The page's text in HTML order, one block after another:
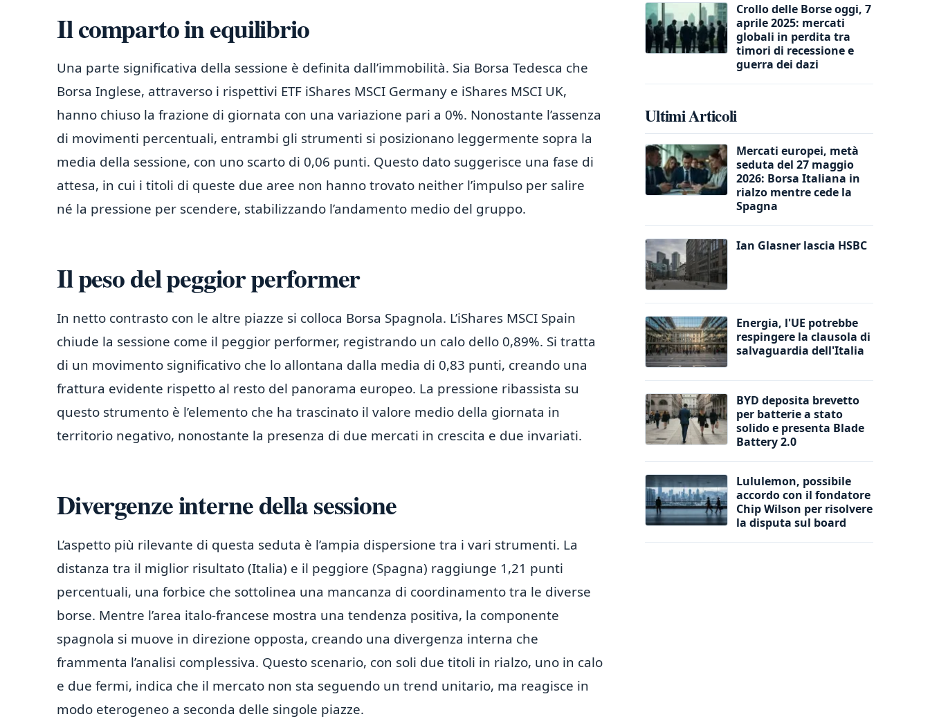
Il comparto in equilibrio
Una parte significativa della sessione è definita dall’immobilità. Sia Borsa Tedesca che
Borsa Inglese, attraverso i rispettivi ETF iShares MSCI Germany e iShares MSCI UK,
hanno chiuso la frazione di giornata con una variazione pari a 0%. Nonostante l’assenza
di movimenti percentuali, entrambi gli strumenti si posizionano leggermente sopra la
media della sessione, con uno scarto di 0,06 punti. Questo dato suggerisce una fase di
attesa, in cui i titoli di queste due aree non hanno trovato neither l’impulso per salire
né la pressione per scendere, stabilizzando l’andamento medio del gruppo.
Il peso del peggior performer
In netto contrasto con le altre piazze si colloca Borsa Spagnola. L’iShares MSCI Spain
chiude la sessione come il peggior performer, registrando un calo dello 0,89%. Si tratta
di un movimento significativo che lo allontana dalla media di 0,83 punti, creando una
frattura evidente rispetto al resto del panorama europeo. La pressione ribassista su
questo strumento è l’elemento che ha trascinato il valore medio della giornata in
territorio negativo, nonostante la presenza di due mercati in crescita e due invariati.
Divergenze interne della sessione
L’aspetto più rilevante di questa seduta è l’ampia dispersione tra i vari strumenti. La
distanza tra il miglior risultato (Italia) e il peggiore (Spagna) raggiunge 1,21 punti
percentuali, una forbice che sottolinea una mancanza di coordinamento tra le diverse
borse. Mentre l’area italo-francese mostra una tendenza positiva, la componente
spagnola si muove in direzione opposta, creando una divergenza interna che
frammenta l’analisi complessiva. Questo scenario, con soli due titoli in rialzo, uno in calo
e due fermi, indica che il mercato non sta seguendo un trend unitario, ma reagisce in
modo eterogeneo a seconda delle singole piazze.
Crollo delle Borse oggi, 7
aprile 2025: mercati
globali in perdita tra
timori di recessione e
guerra dei dazi
Ultimi Articoli
Mercati europei, metà
seduta del 27 maggio
2026: Borsa Italiana in
rialzo mentre cede la
Spagna
Ian Glasner lascia HSBC
Energia, l'UE potrebbe
respingere la clausola di
salvaguardia dell'Italia
BYD deposita brevetto
per batterie a stato
solido e presenta Blade
Battery 2.0
Lululemon, possibile
accordo con il fondatore
Chip Wilson per risolvere
la disputa sul board